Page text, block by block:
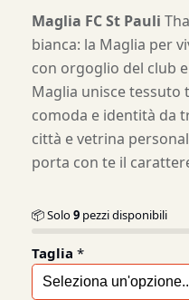
Maglia FC St Pauli
bianca: la Maglia per
con orgoglio del club
Maglia unisce
comoda e identità da
città e vetrina
porta con te il
📦 Solo9 pezzi disponibili
Taglia *